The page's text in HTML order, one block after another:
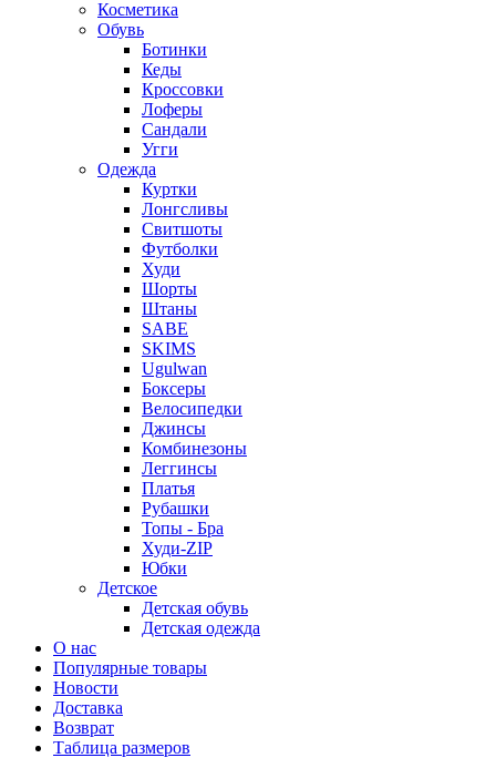
Косметика
Обувь
Ботинки
Кеды
Кроссовки
Лоферы
Сандали
Угги
Одежда
Куртки
Лонгсливы
Свитшоты
Футболки
Худи
Шорты
Штаны
SABE
SKIMS
Ugulwan
Боксеры
Велосипедки
Джинсы
Комбинезоны
Леггинсы
Платья
Рубашки
Топы - Бра
Худи-ZIP
Юбки
Детское
Детская обувь
Детская одежда
О нас
Популярные товары
Новости
Доставка
Возврат
Таблица размеров